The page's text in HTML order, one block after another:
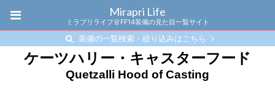
Mirapri Life
ミラプリライフ👗FF14装備の見た目一覧サイト
装備の一覧検索・絞り込みはこちら
ケーツハリー・キャスターフード
Quetzalli Hood of Casting